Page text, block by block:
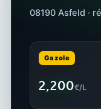
08190 Asfeld ·
Gazole
2,200€/L